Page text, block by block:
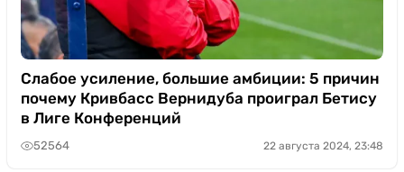
Слабое усиление, большие амбиции: 5 причин
почему Кривбасс Вернидуба проиграл Бетису
в Лиге Конференций
52564 22 августа 2024, 23:48